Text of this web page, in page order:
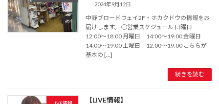
2024年9月12日
中野ブロードウェイ2F・ホカクドウの情報をお
届けします。 ◯営業スケジュール 日曜日
12:00〜18:00 月曜日 14:00〜19:00 金曜日
14:00〜19:00 土曜日 12:00〜19:00 こちらが
基本の […]
続きを読む
【LIVE情報】